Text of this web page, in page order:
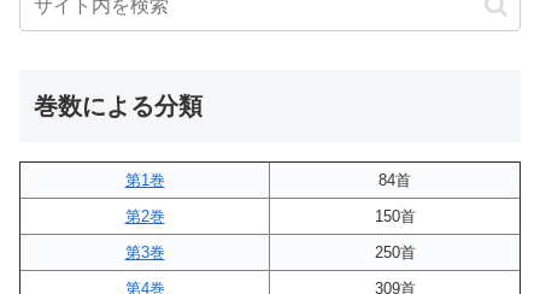
巻数による分類
第1巻
84首
第2巻
150首
第3巻
250首
第4巻
309首